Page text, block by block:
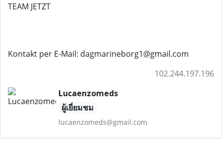
TEAM JETZT
Kontakt per E-Mail: dagmarineborg1@gmail.com
102.244.197.196
Lucaenzomeds
ผู้เยี่ยมชม
lucaenzomeds@gmail.com